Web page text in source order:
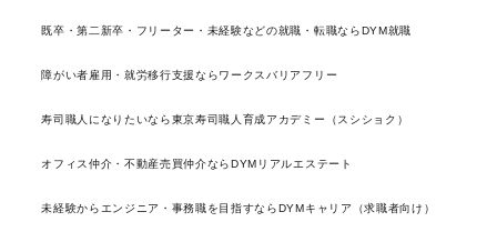
既卒・第二新卒・フリーター・未経験などの就職・転職ならDYM就職
障がい者雇用・就労移行支援ならワークスバリアフリー
寿司職人になりたいなら東京寿司職人育成アカデミー（スシショク）
オフィス仲介・不動産売買仲介ならDYMリアルエステート
未経験からエンジニア・事務職を目指すならDYMキャリア（求職者向け）